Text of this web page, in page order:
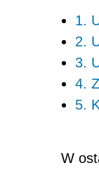
1.
2.
3.
4.
5.
W